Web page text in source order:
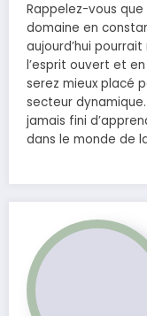
Rappelez-vous
domaine en
aujourd’hui
l’esprit ouvert et
serez mieux placé
secteur
jamais fini
dans le monde de